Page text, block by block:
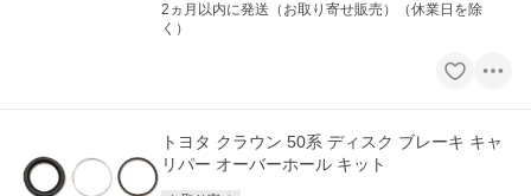
2ヵ月以内に発送（お取り寄せ販売）（休業日を除
く）
トヨタ クラウン 50系 ディスク ブレーキ キャ
リパー オーバーホール キット